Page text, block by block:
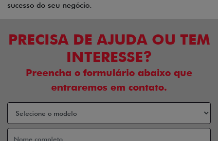
sucesso do seu negócio.
PRECISA DE AJUDA OU TEM
INTERESSE?
Preencha o formulário abaixo que
entraremos em contato.